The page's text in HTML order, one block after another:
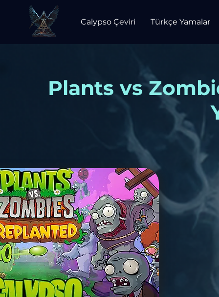
Calypso Çeviri Türkçe Yamalar
Plants vs